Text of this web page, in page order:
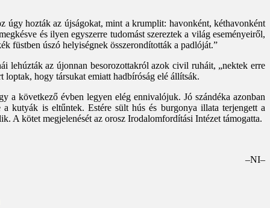
úgy hozták az újságokat, mint a krumplit: havonként, kéthavonként
és ilyen egyszerre tudomást szereztek a világ eseményeiről,
füstben úszó helyiségnek összerondították a padlóját.”
lehúzták az újonnan besorozottakról azok civil ruháit, „nektek erre
loptak, hogy társukat emiatt hadbíróság elé állítsák.
a következő évben legyen elég ennivalójuk. Jó szándéka azonban
kutyák is eltűntek. Estére sült hús és burgonya illata terjengett a
A kötet megjelenését az orosz Irodalomfordítási Intézet támogatta.
–NI–